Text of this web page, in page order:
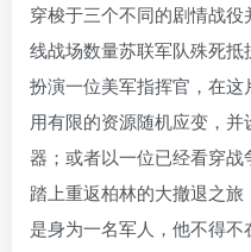
穿梭于三个不同的剧情战
线战场数量苏联军队殊死
扮演一位美军指挥官，在
用有限的资源随机应变，
器；或者以一位已经看穿
踏上重返柏林的大撤退之
是身为一名军人，他不得